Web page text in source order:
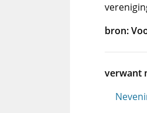
bron:
verwant